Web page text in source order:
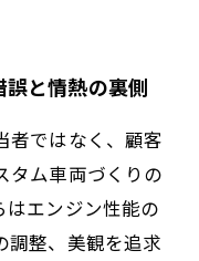
と情熱の裏側
者ではなく、顧客
タム車両づくりの
エンジン性能の
調整、美観を追求